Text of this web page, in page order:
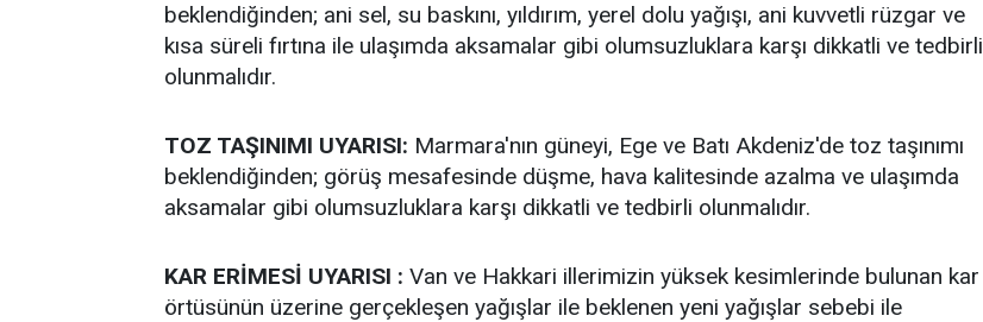
beklendiğinden; ani sel, su baskını, yıldırım, yerel dolu yağışı, ani kuvvetli rüzgar ve
kısa süreli fırtına ile ulaşımda aksamalar gibi olumsuzluklara karşı dikkatli ve tedbirli
olunmalıdır.
TOZ TAŞINIMI UYARISI: Marmara'nın güneyi, Ege ve Batı Akdeniz'de toz taşınımı
beklendiğinden; görüş mesafesinde düşme, hava kalitesinde azalma ve ulaşımda
aksamalar gibi olumsuzluklara karşı dikkatli ve tedbirli olunmalıdır.
KAR ERİMESİ UYARISI : Van ve Hakkari illerimizin yüksek kesimlerinde bulunan kar
örtüsünün üzerine gerçekleşen yağışlar ile beklenen yeni yağışlar sebebi ile